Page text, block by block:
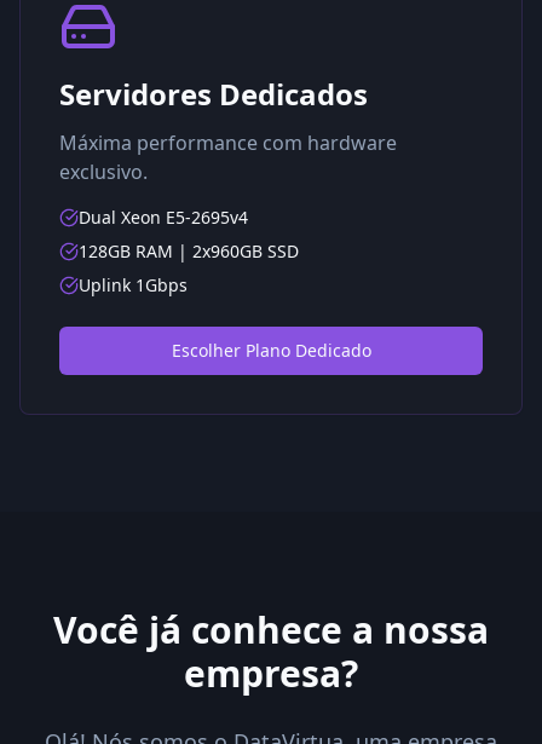
Servidores Dedicados
Máxima performance com hardware
exclusivo.
Dual Xeon E5-2695v4
128GB RAM | 2x960GB SSD
Uplink 1Gbps
Escolher Plano Dedicado
Você já conhece a nossa
empresa?